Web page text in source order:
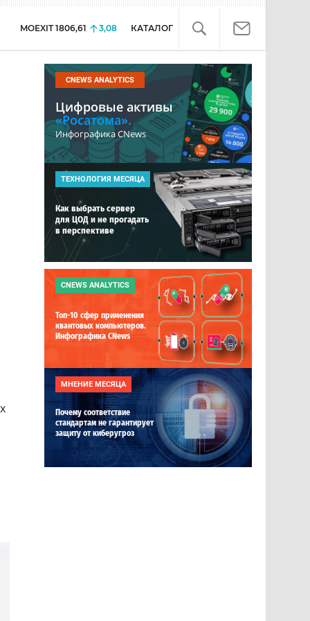
MOEXIT 1806,61 3,08 КАТАЛОГ
CNEWS ANALYTICS
Цифровые активы
«Росатома».
Инфографика CNews
ТЕХНОЛОГИЯ МЕСЯЦА
Как выбрать сервер
для ЦОД и не прогадать
в перспективе
CNEWS ANALYTICS
Топ-10 сфер применения
квантовых компьютеров.
Инфографика CNews
МНЕНИЕ МЕСЯЦА
Почему соответствие
стандартам не гарантирует
защиту от киберугроз